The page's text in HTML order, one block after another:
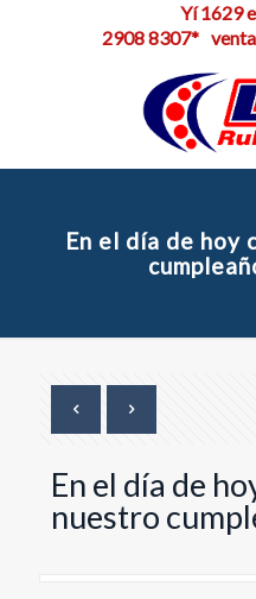
Yí 1629
2908 8307*
En el día de hoy
En el día de
nuestro